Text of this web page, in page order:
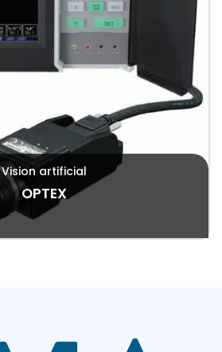
Vision artificial
OPTEX